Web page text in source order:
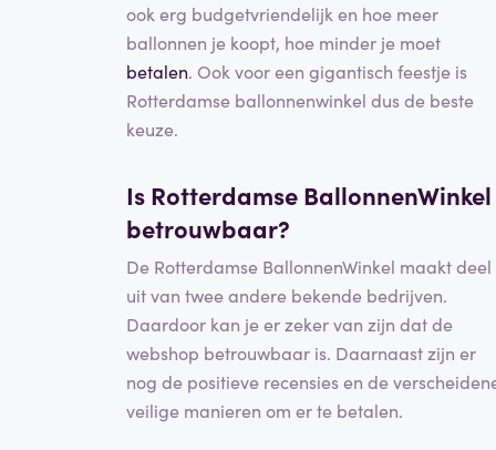
ook erg budgetvriendelijk en hoe meer
ballonnen je koopt, hoe minder je moet
betalen. Ook voor een gigantisch feestje is
Rotterdamse ballonnenwinkel dus de beste
keuze.
Is Rotterdamse BallonnenWinkel
betrouwbaar?
De Rotterdamse BallonnenWinkel maakt deel
uit van twee andere bekende bedrijven.
Daardoor kan je er zeker van zijn dat de
webshop betrouwbaar is. Daarnaast zijn er
nog de positieve recensies en de
veilige manieren om er te betalen.